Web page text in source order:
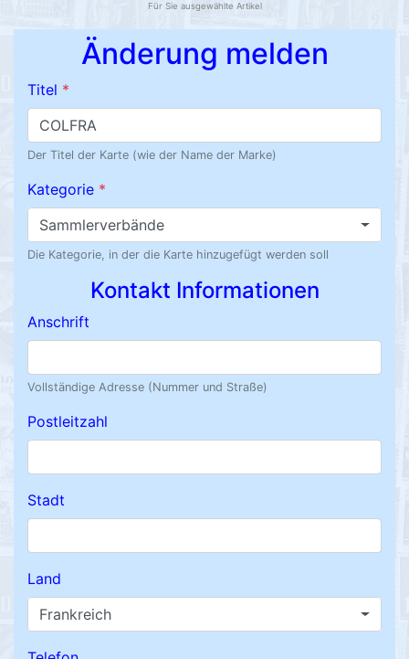
Für Sie ausgewählte Artikel
Änderung melden
Titel *
Der Titel der Karte (wie der Name der Marke)
Kategorie *
Sammlerverbände
Die Kategorie, in der die Karte hinzugefügt werden soll
Kontakt Informationen
Anschrift
Vollständige Adresse (Nummer und Straße)
Postleitzahl
Stadt
Land
Frankreich